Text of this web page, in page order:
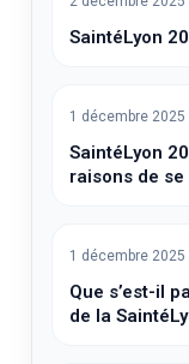
SaintéLyon
1 décembre 2025
SaintéLyon
raisons de
1 décembre 2025
Que s’est-il
de la